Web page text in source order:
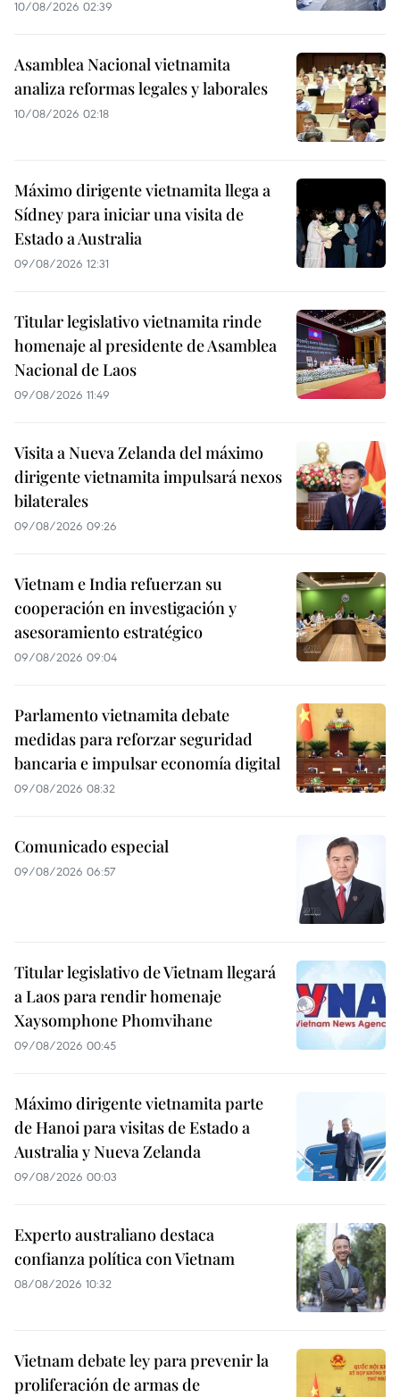
10/08/2026 02:39
Asamblea Nacional vietnamita
analiza reformas legales y laborales
10/08/2026 02:18
Máximo dirigente vietnamita llega a
Sídney para iniciar una visita de
Estado a Australia
09/08/2026 12:31
Titular legislativo vietnamita rinde
homenaje al presidente de Asamblea
Nacional de Laos
09/08/2026 11:49
Visita a Nueva Zelanda del máximo
dirigente vietnamita impulsará nexos
bilaterales
09/08/2026 09:26
Vietnam e India refuerzan su
cooperación en investigación y
asesoramiento estratégico
09/08/2026 09:04
Parlamento vietnamita debate
medidas para reforzar seguridad
bancaria e impulsar economía digital
09/08/2026 08:32
Comunicado especial
09/08/2026 06:57
Titular legislativo de Vietnam llegará
a Laos para rendir homenaje
Xaysomphone Phomvihane
09/08/2026 00:45
Máximo dirigente vietnamita parte
de Hanoi para visitas de Estado a
Australia y Nueva Zelanda
09/08/2026 00:03
Experto australiano destaca
confianza política con Vietnam
08/08/2026 10:32
Vietnam debate ley para prevenir la
proliferación de armas de